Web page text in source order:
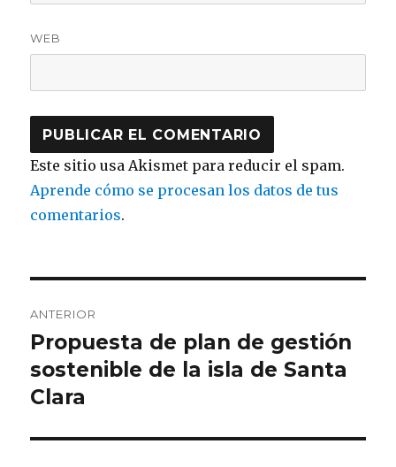
WEB
Este sitio usa Akismet para reducir el spam.
Aprende cómo se procesan los datos de tus
comentarios.
de
entradas
ANTERIOR
Entrada
anterior:
Propuesta de plan de gestión
sostenible de la isla de Santa
Clara